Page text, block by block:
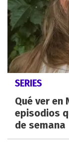
SERIES
Qué ver en
episodios
de semana